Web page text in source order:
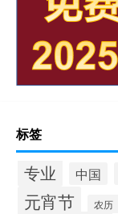
标签
专业 中国
元宵节 农历